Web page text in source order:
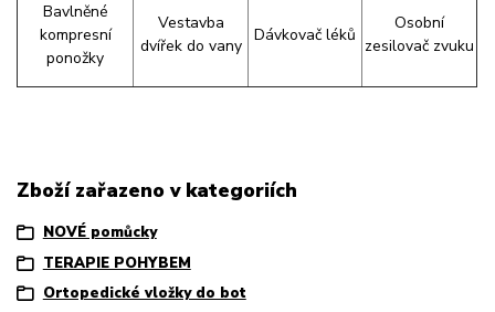
Bavlněné
kompresní
ponožky
Vestavba
dvířek do vany
Dávkovač léků
Osobní
zesilovač zvuku
Zboží zařazeno v kategoriích
NOVÉ pomůcky
TERAPIE POHYBEM
Ortopedické vložky do bot